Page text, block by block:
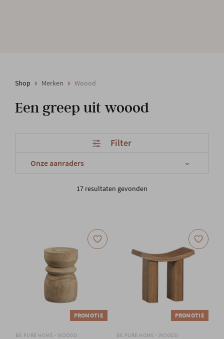
Shop Merken Woood
Een greep uit woood
Filter
17 resultaten gevonden
PROMOTIE
BE PURE HOME - WOOOD
PROMOTIE
BE PURE HOME - WOOOD